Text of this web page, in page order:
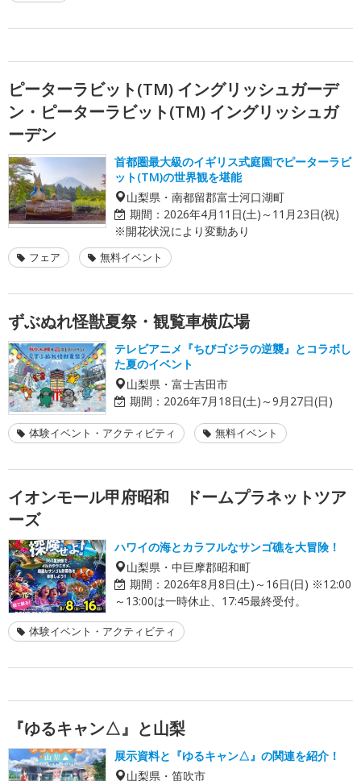
ピーターラビット(TM) イングリッシュガーデ
ン・ピーターラビット(TM) イングリッシュガ
ーデン
首都圏最大級のイギリス式庭園でピーターラビ
ット(TM)の世界観を堪能
山梨県・南都留郡富士河口湖町
期間： 2026年4月11日(土)～11月23日(祝)
※開花状況により変動あり
フェア 無料イベント
ずぶぬれ怪獣夏祭・観覧車横広場
テレビアニメ『ちびゴジラの逆襲』とコラボし
た夏のイベント
山梨県・富士吉田市
期間： 2026年7月18日(土)～9月27日(日)
体験イベント・アクティビティ 無料イベント
イオンモール甲府昭和 ドームプラネットツア
ーズ
ハワイの海とカラフルなサンゴ礁を大冒険！
山梨県・中巨摩郡昭和町
期間： 2026年8月8日(土)～16日(日) ※12:00
～13:00は一時休止、17:45最終受付。
体験イベント・アクティビティ
『ゆるキャン△』と山梨
展示資料と『ゆるキャン△』の関連を紹介！
山梨県・笛吹市